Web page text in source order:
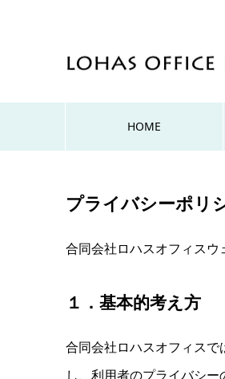
HOME
プライバシーポリ
合同会社ロハスオフィス
１．基本的考え方
合同会社ロハスオフィス
し、利用者のプライバシ